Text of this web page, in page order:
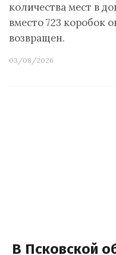
количества мест в
вместо 723 коробок
возвращен.
03/08/2026
В Псковской